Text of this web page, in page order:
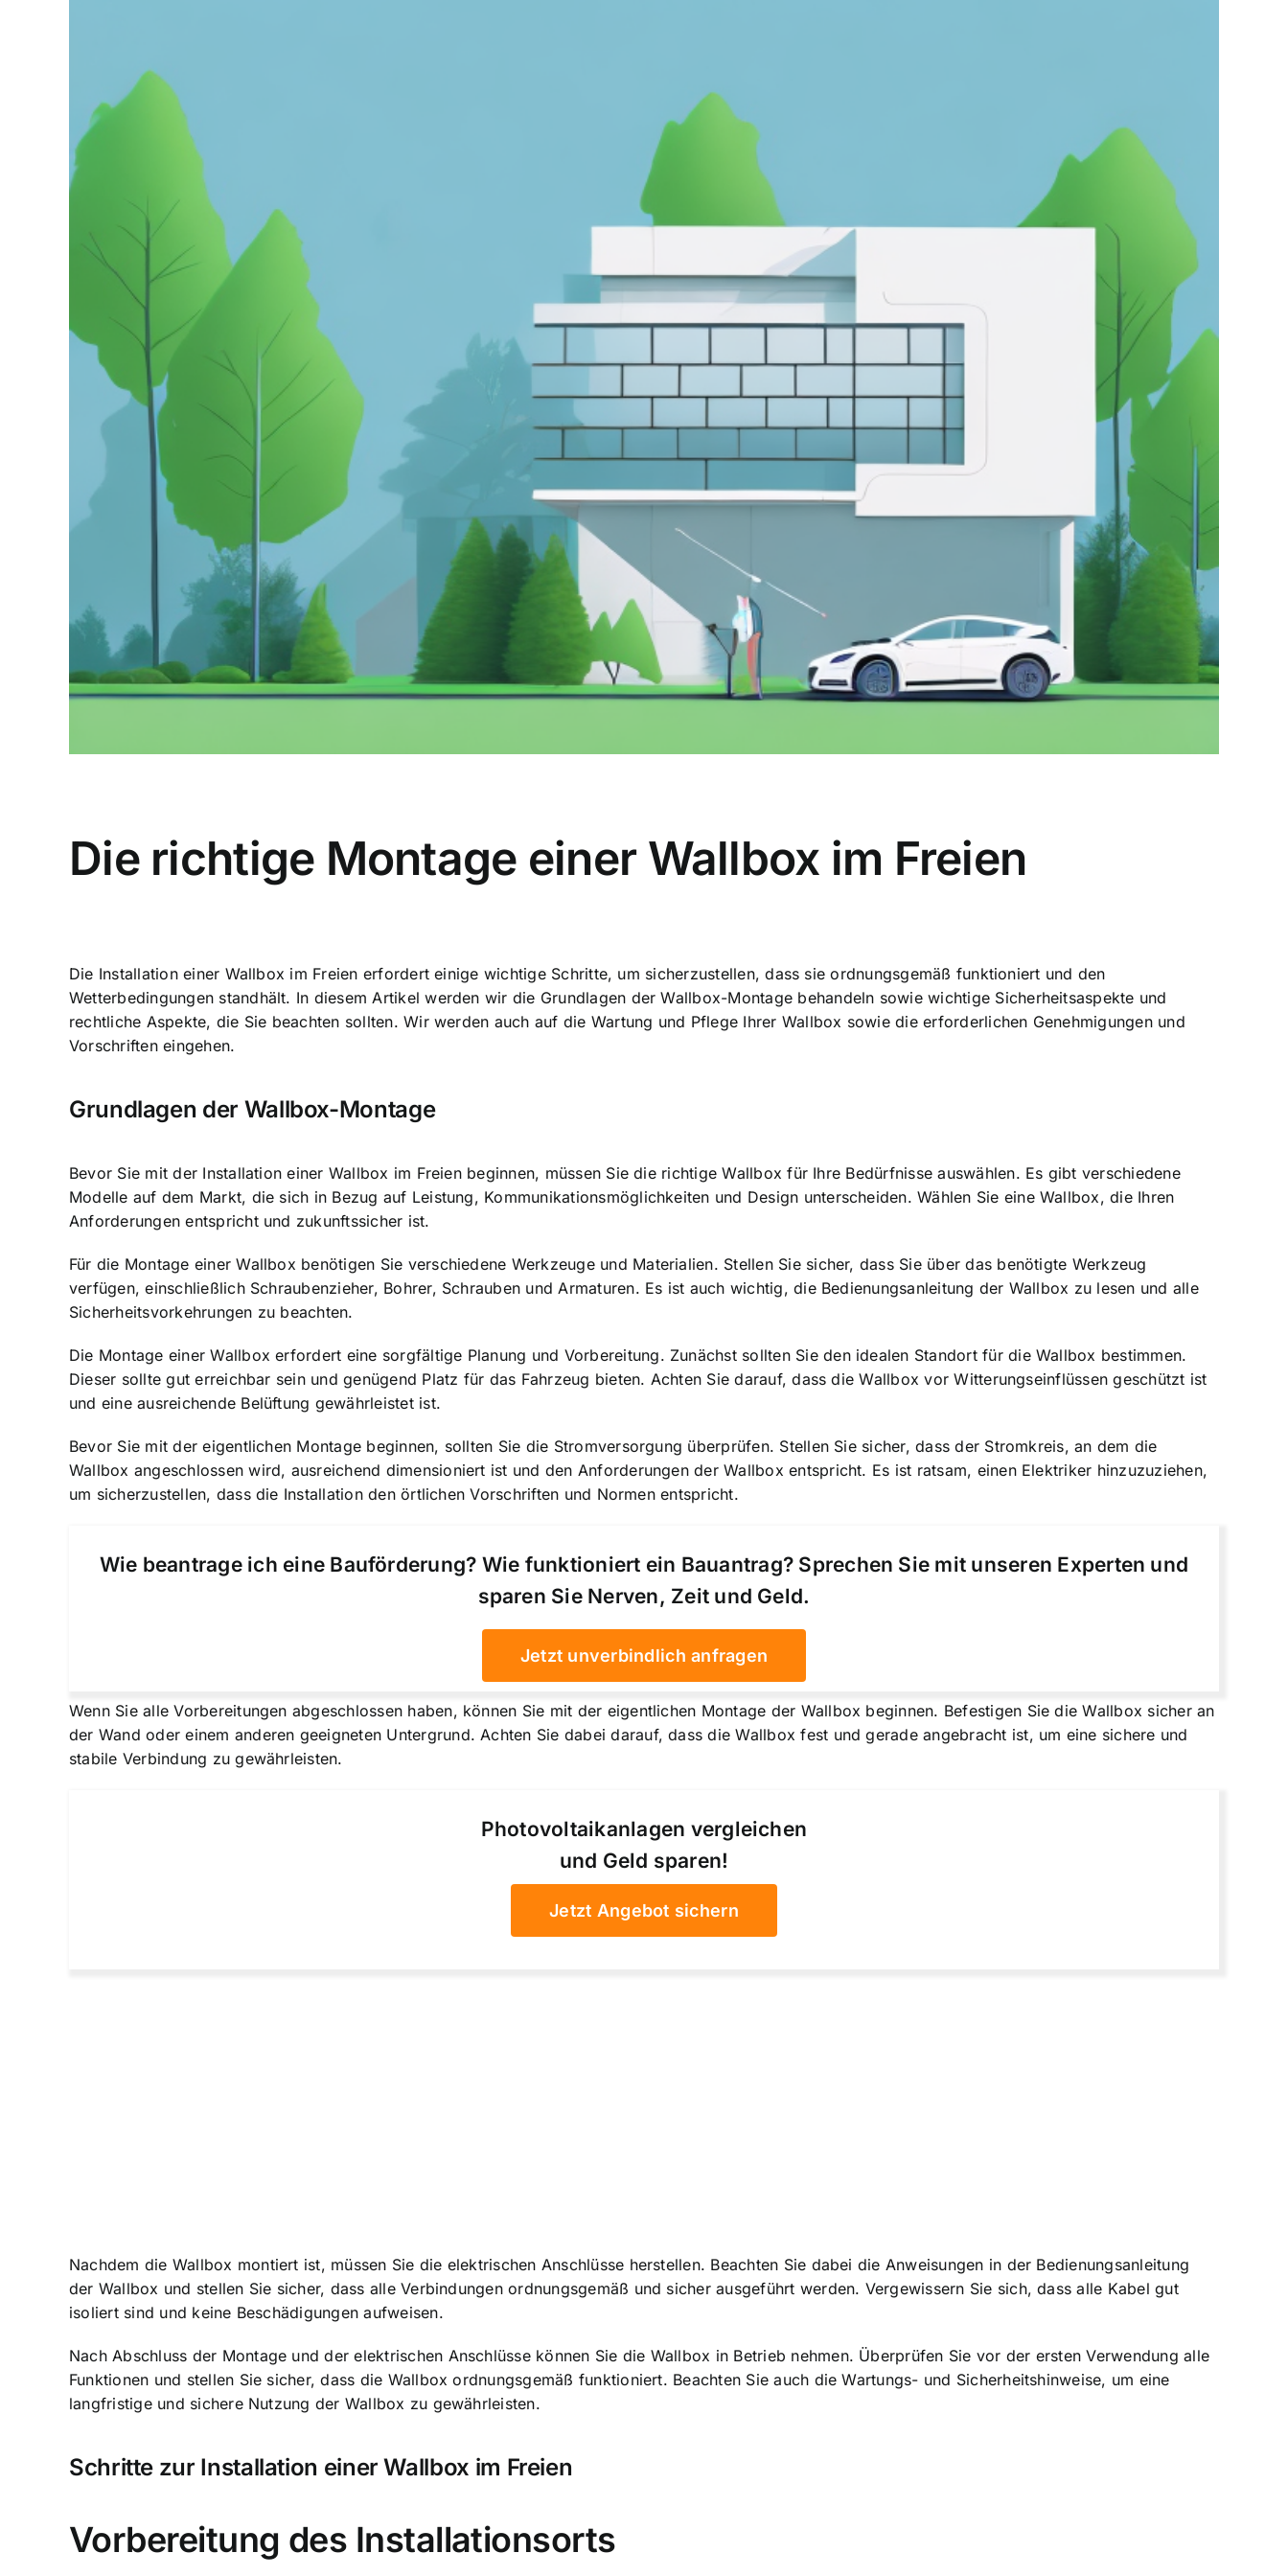
Die richtige Montage einer Wallbox im Freien
Die Installation einer Wallbox im Freien erfordert einige wichtige Schritte, um sicherzustellen, dass sieordnungsgemäß funktioniert und den
Wetterbedingungen standhält. In diesem Artikel werden wir die Grundlagen der Wallbox-Montage behandeln sowie wichtige Sicherheitsaspekte und
rechtliche Aspekte, die Sie beachten sollten. Wir werden auch auf die Wartung und Pflege Ihrer Wallbox sowie die erforderlichen Genehmigungen und
Vorschriften eingehen.
Grundlagen der Wallbox-Montage
Bevor Sie mit der Installation einer Wallbox im Freien beginnen, müssen Sie die richtigeWallbox für Ihre Bedürfnisse auswählen. Es gibt verschiedene
Modelle auf dem Markt, die sich in Bezug auf Leistung, Kommunikationsmöglichkeiten und Design unterscheiden. Wählen Sie eine Wallbox, die Ihren
Anforderungen entspricht und zukunftssicher ist.
Für die Montage einer Wallbox benötigen Sie verschiedene Werkzeuge und Materialien. Stellen Sie sicher, dass Sie über das benötigte Werkzeug
verfügen, einschließlich Schraubenzieher, Bohrer, Schrauben und Armaturen. Es ist auch wichtig, die Bedienungsanleitung der Wallbox zu lesen und alle
Sicherheitsvorkehrungen zu beachten.
Die Montage einer Wallbox erfordert eine sorgfältige Planung und Vorbereitung. Zunächst sollten Sie den idealen Standort für die Wallbox bestimmen.
Dieser sollte gut erreichbar sein und genügend Platz für das Fahrzeug bieten. Achten Sie darauf, dass die Wallbox vor Witterungseinflüssen geschützt ist
und eine ausreichende Belüftung gewährleistet ist.
Bevor Sie mit der eigentlichen Montage beginnen, sollten Sie die Stromversorgung überprüfen. Stellen Sie sicher, dass der Stromkreis, an dem die
Wallbox angeschlossen wird, ausreichend dimensioniert ist und den Anforderungen der Wallbox entspricht. Es ist ratsam, einen Elektriker hinzuzuziehen,
um sicherzustellen, dass die Installation den örtlichen Vorschriften und Normen entspricht.
Wie beantrage ich eine Bauförderung? Wie funktioniert ein Bauantrag? Sprechen Sie mit unseren Experten und
sparen Sie Nerven, Zeit und Geld.
Jetzt unverbindlich anfragen
Wenn Sie alle Vorbereitungen abgeschlossen haben, können Sie mit der eigentlichen Montage der Wallbox beginnen. Befestigen Sie die Wallbox sicher an
der Wand oder einem anderen geeigneten Untergrund. Achten Sie dabei darauf, dass die Wallbox fest und gerade angebracht ist, um eine sichere und
stabile Verbindung zu gewährleisten.
Photovoltaikanlagen vergleichen
und Geld sparen!
Jetzt Angebot sichern
Nachdem die Wallbox montiert ist, müssen Sie die elektrischen Anschlüsse herstellen. Beachten Sie dabei die Anweisungen in der Bedienungsanleitung
der Wallbox und stellen Sie sicher, dass alle Verbindungen ordnungsgemäß und sicher ausgeführt werden. Vergewissern Sie sich, dass alle Kabel gut
isoliert sind und keine Beschädigungen aufweisen.
Nach Abschluss der Montage und der elektrischen Anschlüsse können Sie die Wallbox in Betrieb nehmen. Überprüfen Sie vor der ersten Verwendung alle
Funktionen und stellen Sie sicher, dass die Wallbox ordnungsgemäß funktioniert. Beachten Sie auch die Wartungs- und Sicherheitshinweise, um eine
langfristige und sichere Nutzung der Wallbox zu gewährleisten.
Schritte zur Installation einer Wallbox im Freien
Vorbereitung des Installationsorts